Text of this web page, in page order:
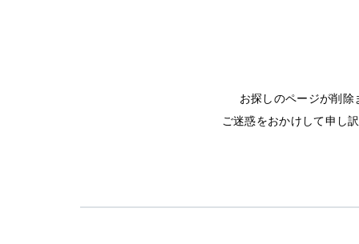
お探しのページが削
ご迷惑をおかけして申し